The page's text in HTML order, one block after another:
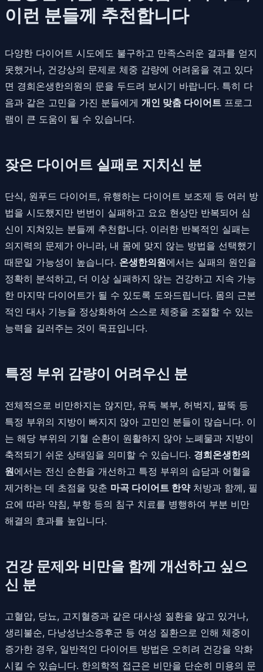
이런 분들께 추천합니다
다양한 다이어트 시도에도 불구하고 만족스러운 결과를 얻지
못했거나, 건강상의 문제로 체중 감량에 어려움을 겪고 있다
면 경희온생한의원의 문을 두드려 보시기 바랍니다. 특히 다
음과 같은 고민을 가진 분들에게 개인 맞춤 다이어트 프로그
램이 큰 도움이 될 수 있습니다.
잦은 다이어트 실패로 지치신 분
단식, 원푸드 다이어트, 유행하는 다이어트 보조제 등 여러 방
법을 시도했지만 번번이 실패하고 요요 현상만 반복되어 심
신이 지쳐있는 분들께 추천합니다. 이러한 반복적인 실패는
의지력의 문제가 아니라, 내 몸에 맞지 않는 방법을 선택했기
때문일 가능성이 높습니다. 온생한의원에서는 실패의 원인을
정확히 분석하고, 더 이상 실패하지 않는 건강하고 지속 가능
한 마지막 다이어트가 될 수 있도록 도와드립니다. 몸의 근본
적인 대사 기능을 정상화하여 스스로 체중을 조절할 수 있는
능력을 길러주는 것이 목표입니다.
특정 부위 감량이 어려우신 분
전체적으로 비만하지는 않지만, 유독 복부, 허벅지, 팔뚝 등
특정 부위의 지방이 빠지지 않아 고민인 분들이 많습니다. 이
는 해당 부위의 기혈 순환이 원활하지 않아 노폐물과 지방이
축적되기 쉬운 상태임을 의미할 수 있습니다. 경희온생한의
원에서는 전신 순환을 개선하고 특정 부위의 습담과 어혈을
제거하는 데 초점을 맞춘 마곡 다이어트 한약처방과 함께, 필
요에 따라 약침, 부항 등의 침구 치료를 병행하여 부분 비만
해결의 효과를 높입니다.
건강 문제와 비만을 함께 개선하고 싶으
신 분
고혈압, 당뇨, 고지혈증과 같은 대사성 질환을 앓고 있거나,
생리불순, 다낭성난소증후군 등 여성 질환으로 인해 체중이
증가한 경우, 일반적인 다이어트 방법은 오히려 건강을 악화
시킬 수 있습니다. 한의학적 접근은 비만을 단순히 미용의 문